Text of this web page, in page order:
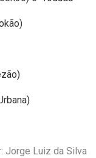
Jorge Luiz da Silva